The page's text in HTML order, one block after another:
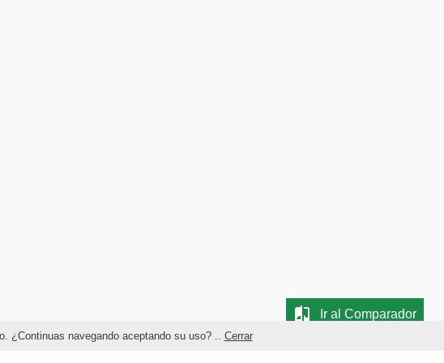
¿Continuas navegando aceptando su uso? .. Cerrar
Ir al Comparador